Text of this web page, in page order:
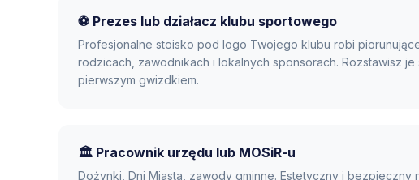
⚽ Prezes lub działacz klubu sportowego
Profesjonalne stoisko pod logo Twojego klubu robi
rodzicach, zawodnikach i lokalnych sponsorach. Rozstawisz je
pierwszym gwizdkiem.
🏛️ Pracownik urzędu lub MOSiR-u
Dożynki, Dni Miasta, zawody gminne. Estetyczny i bezpieczny